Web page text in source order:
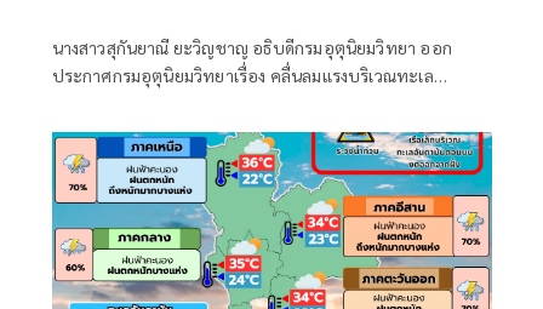
นางสาวสุกันยาณี ยะวิญชาญ อธิบดีกรมอุตุนิยมวิทยา ออก
ประกาศกรมอุตุนิยมวิทยาเรื่อง คลื่นลมแรงบริเวณทะเล
มากบริเวณประเทศไทย